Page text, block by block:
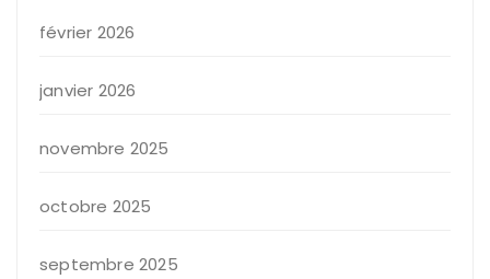
février 2026
janvier 2026
novembre 2025
octobre 2025
septembre 2025